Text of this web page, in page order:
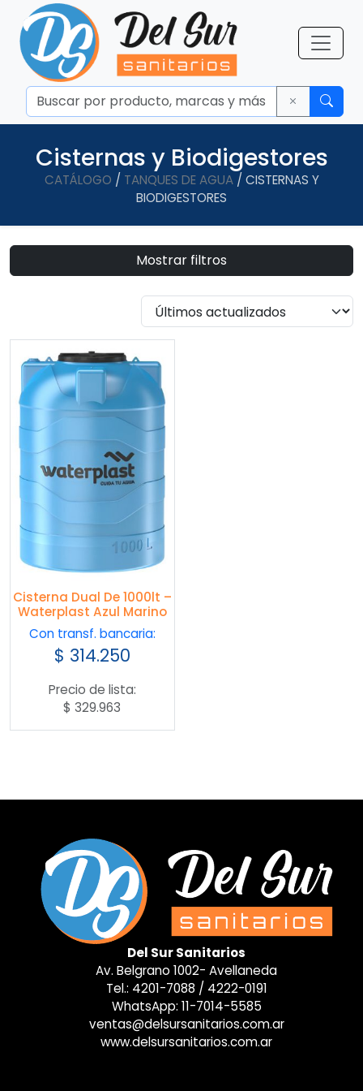
Cisternas y Biodigestores
CATÁLOGO / TANQUES DE AGUA/ CISTERNAS Y
BIODIGESTORES
Mostrar filtros
Cisterna Dual De 1000lt –
Waterplast Azul Marino
Con transf. bancaria:
$ 314.250
Precio de lista:
$ 329.963
Del Sur Sanitarios
Av. Belgrano 1002- Avellaneda
Tel.: 4201-7088 / 4222-0191
WhatsApp: 11-7014-5585
ventas@delsursanitarios.com.ar
www.delsursanitarios.com.ar